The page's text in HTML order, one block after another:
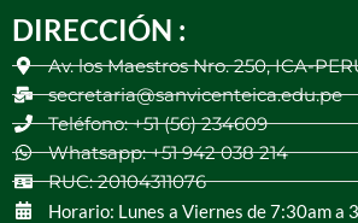
DIRECCIÓN :
Av. los Maestros Nro. 250, ICA-
secretaria@sanvicenteica.edu.pe
Teléfono: +51 (56) 234609
Whatsapp: +51 942 038 214
RUC: 20104311076
Horario: Lunes a Viernes de 7:30am a